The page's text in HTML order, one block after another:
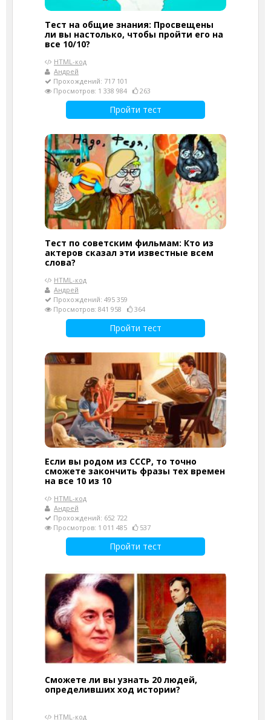
Тест на общие знания: Просвещены
ли вы настолько, чтобы пройти его на
все 10/10?
HTML-код
Андрей
Прохождений: 717 101
Просмотров: 1 338 984
263
Пройти тест
Тест по советским фильмам: Кто из
актеров сказал эти известные всем
слова?
HTML-код
Андрей
Прохождений: 495 359
Просмотров: 841 958
364
Пройти тест
Если вы родом из СССР, то точно
сможете закончить фразы тех времен
на все 10 из 10
HTML-код
Андрей
Прохождений: 652 722
Просмотров: 1 011 485
537
Пройти тест
Сможете ли вы узнать 20 людей,
определивших ход истории?
HTML-код